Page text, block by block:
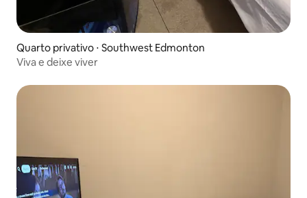
Quarto privativo ⋅ Southwest Edmonton
Viva e deixe viver